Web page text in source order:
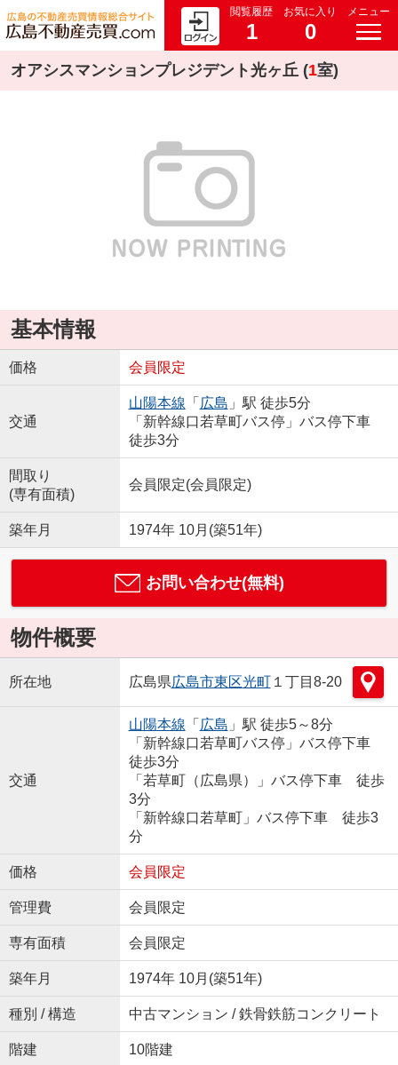
閲覧履歴
1
お気に入り
0
メニュー
オアシスマンションプレジデント光ヶ丘 (1室)
基本情報
価格 会員限定
交通
山陽本線 「 広島 」駅 徒歩5分
「新幹線口若草町バス停」バス停下車
徒歩3分
間取り
(専有面積)
会員限定(会員限定)
築年月 1974年 10月(築51年)
お問い合わせ(無料)
物件概要
所在地 広島県広島市東区光町１丁目8-20
交通
山陽本線 「 広島 」駅 徒歩5～8分
「新幹線口若草町バス停」バス停下車
徒歩3分
「若草町（広島県）」バス停下車 徒歩
3分
「新幹線口若草町」バス停下車 徒歩3
分
価格 会員限定
管理費 会員限定
専有面積 会員限定
築年月 1974年 10月(築51年)
種別 / 構造 中古マンション / 鉄骨鉄筋コンクリート
階建 10階建